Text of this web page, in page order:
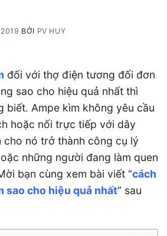
BỞI PV HUY
đối với thợ điện tương đối đơn
sao cho hiệu quả nhất thì
biết. Ampe kìm không yêu cầu
hoặc nối trực tiếp với dây
cho nó trở thành công cụ lý
những người đang làm quen
bạn cùng xem bài viết “cách
sao cho hiệu quả nhất” sau